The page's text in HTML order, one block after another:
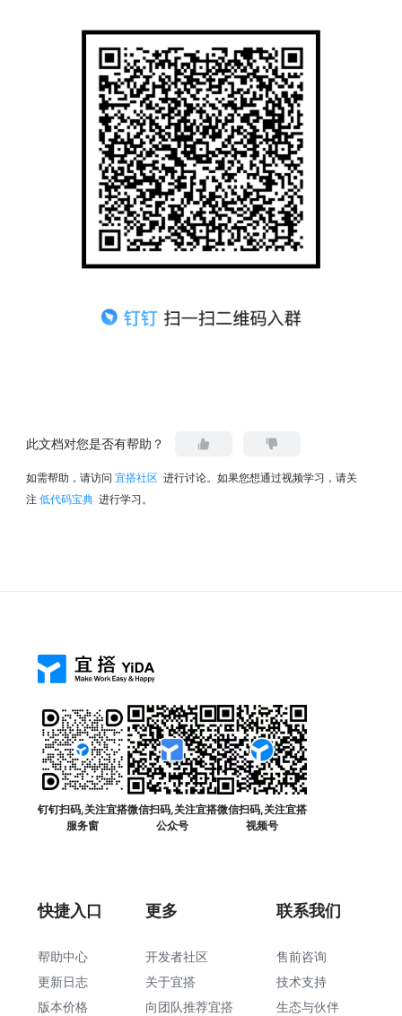
此文档对您是否有帮助？
如需帮助，请访问 宜搭社区 进行讨论。如果您想通过视频学习，请关
注 低代码宝典 进行学习。
钉钉扫码,关注宜搭
服务窗
微信扫码,关注宜搭
公众号
微信扫码,关注宜搭
视频号
快捷入口
帮助中心
更新日志
版本价格
更多
开发者社区
关于宜搭
向团队推荐宜搭
联系我们
售前咨询
技术支持
生态与伙伴